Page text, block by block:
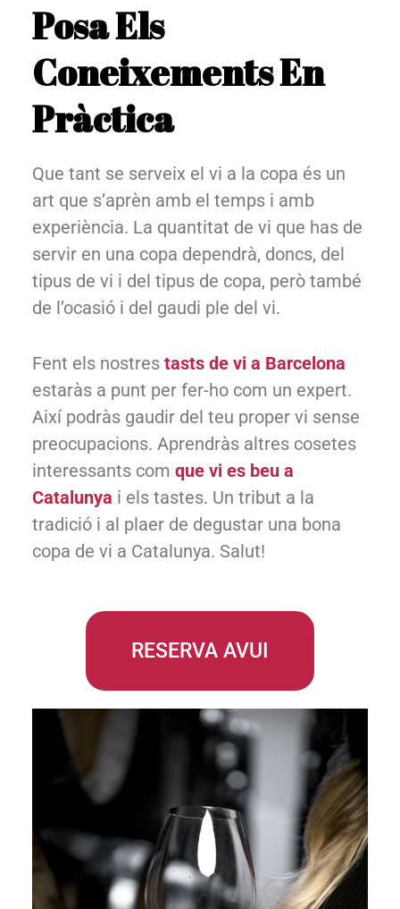
Posa Els
Coneixements En
Pràctica
Que tant se serveix el vi a la copa és un
art que s’aprèn amb el temps i amb
experiència. La quantitat de vi que has de
servir en una copa dependrà, doncs, del
tipus de vi i del tipus de copa, però també
de l’ocasió i del gaudi ple del vi.
Fent els nostrestasts de vi a Barcelona
estaràs a punt per fer-ho com un expert.
Així podràs gaudir del teu proper vi sense
preocupacions. Aprendràs altres cosetes
interessants comque vi es beu a
Catalunya i els tastes. Un tribut a la
tradició i al plaer de degustar una bona
copa de vi a Catalunya. Salut!
RESERVA AVUI